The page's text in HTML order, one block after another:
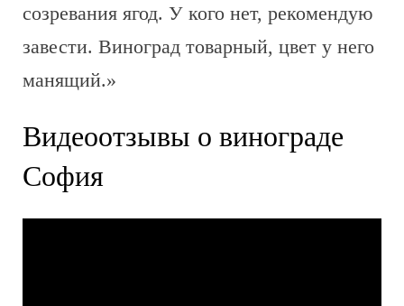
созревания ягод. У кого нет, рекомендую
завести. Виноград товарный, цвет у него
манящий.»
Видеоотзывы о винограде
София